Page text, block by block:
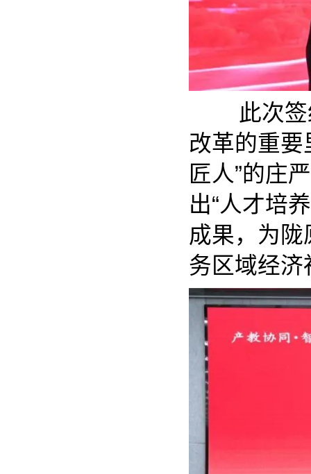
此次签约
改革的重要
匠人”的庄
出“人才培
成果，为
务区域经